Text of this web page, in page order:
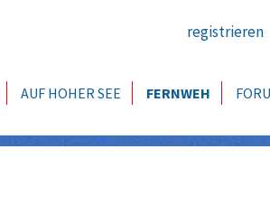
registrieren
AUF HOHER SEE FERNWEH